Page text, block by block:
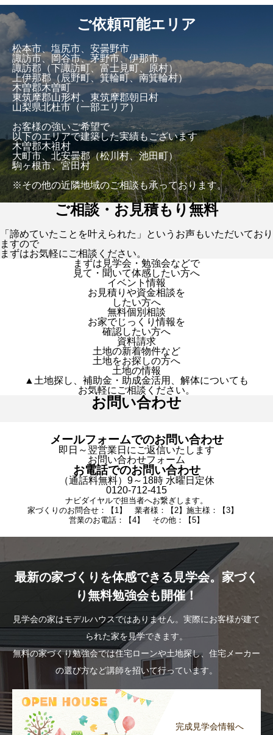
ご依頼可能エリア
松本市、塩尻市、安曇野市
諏訪市、岡谷市、茅野市、伊那市
諏訪郡（下諏訪町、富士見町、原村）
上伊那郡（辰野町、箕輪町、南箕輪村）
木曽郡木曽町
東筑摩郡山形村、東筑摩郡朝日村
山梨県北杜市（一部エリア）
お客様の強いご希望で
以下のエリアで建築した実績もございます
木曽郡木祖村
大町市、北安曇郡（松川村、池田町）
駒ヶ根市、宮田村
※その他の近隣地域のご相談も承っております。
ご相談・お見積もり無料
「諦めていたことを叶えられた」というお声もいただいており
ますので
まずはお気軽にご相談ください。
まずは見学会・勉強会などで
見て・聞いて体感したい方へ
イベント情報
お見積りや資金相談を
したい方へ
無料個別相談
お家でじっくり情報を
確認したい方へ
資料請求
土地の新着物件など
土地をお探しの方へ
土地の情報
▲土地探し、補助金・助成金活用、解体についても
お気軽にご相談ください。
お問い合わせ
メールフォームでのお問い合わせ
即日～翌営業日にご返信いたします
お問い合わせフォーム
お電話でのお問い合わせ
（通話料無料）9～18時 水曜日定休
0120-712-415
ナビダイヤルで担当者へお繋ぎします。
家づくりのお問合せ：【1】 業者様：【2】施主様：【3】
営業のお電話：【4】 その他：【5】
最新の家づくりを体感できる見学会。家づく
り無料勉強会も開催！
見学会の家はモデルハウスではありません。実際にお客様が建て
られた家を見学できます。
無料の家づくり勉強会では住宅ローンや土地探し、住宅メーカー
の選び方など講師を招いて行っています。
完成見学会情報へ